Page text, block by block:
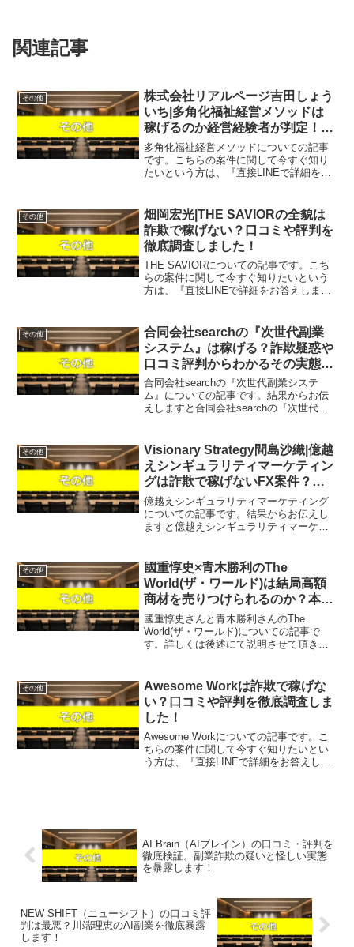
関連記事
その他
株式会社リアルページ吉田しょう
いち|多角化福祉経営メソッドは
稼げるのか経営経験者が判定！口
コミや評判を徹底レビュー！
多角化福祉経営メソッドについての記事
です。こちらの案件に関して今すぐ知り
たいという方は、『直接LINEで詳細をお
いう方は、自分が実際にやっていて、稼
げている案件を無料でプ...
その他
畑岡宏光|THE SAVIORの全貌は
詐欺で稼げない？口コミや評判を
徹底調査しました！
THE SAVIORについての記事です。こち
らの案件に関して今すぐ知りたいという
方は、『直接LINEで詳細をお答えします
分が実際にやっていて、稼げている案件
を無料でプレ...
その他
合同会社searchの『次世代副業
システム』は稼げる？詐欺疑惑や
口コミ評判からわかるその実態を
解説！
合同会社searchの『次世代副業システ
ム』についての記事です。結果からお伝
えしますと合同会社searchの『次世代副
果になりました。近年、「専用アプリを
無料ダウンロー...
その他
Visionary Strategy間島沙織|億越
えシンギュラリティマーケティン
グは詐欺で稼げないFX案件？口
コミや評判を徹底調査しました！
億越えシンギュラリティマーケティング
についての記事です。結果からお伝えし
ますと億越えシンギュラリティマーケテ
りました。こちらの案件に関して今すぐ
知りたいという方は、『直...
その他
國重惇史×青木勝利のThe
World(ザ・ワールド)は結局高額
商材を売りつけられるのか？本当
に100億円が分配されるのか？
國重惇史さんと青木勝利さんのThe
World(ザ・ワールド)についての記事で
す。詳しくは後述にて説明させて頂きま
ん。じゃあ、稼げる案件を教えて欲しい
とい...
その他
Awesome Workは詐欺で稼げな
い？口コミや評判を徹底調査しま
した！
Awesome Workについての記事です。こ
ちらの案件に関して今すぐ知りたいとい
う方は、『直接LINEで詳細をお答えしま
AI Brain（AIブレイン）の口コミ・評判を
徹底検証。副業詐欺の疑いと怪しい実態
を暴露します！
NEW SHIFT（ニューシフト）の口コミ評
判は最悪？川端理恵のAI副業を徹底暴露
します！